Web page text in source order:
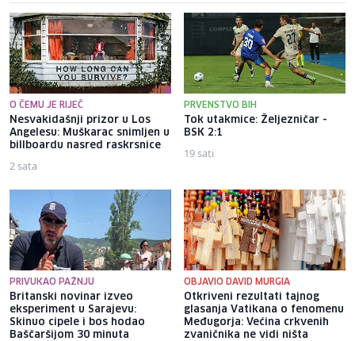
O ČEMU JE RIJEČ
Nesvakidašnji prizor u Los
Angelesu: Muškarac snimljen u
billboardu nasred raskrsnice
2 sata
PRVENSTVO BIH
Tok utakmice: Željezničar -
BSK 2:1
19 sati
PRIVUKAO PAŽNJU
Britanski novinar izveo
eksperiment u Sarajevu:
Skinuo cipele i bos hodao
Baščaršijom 30 minuta
OBJAVIO DAVID MURGIA
Otkriveni rezultati tajnog
glasanja Vatikana o fenomenu
Međugorja: Većina crkvenih
zvaničnika ne vidi ništa